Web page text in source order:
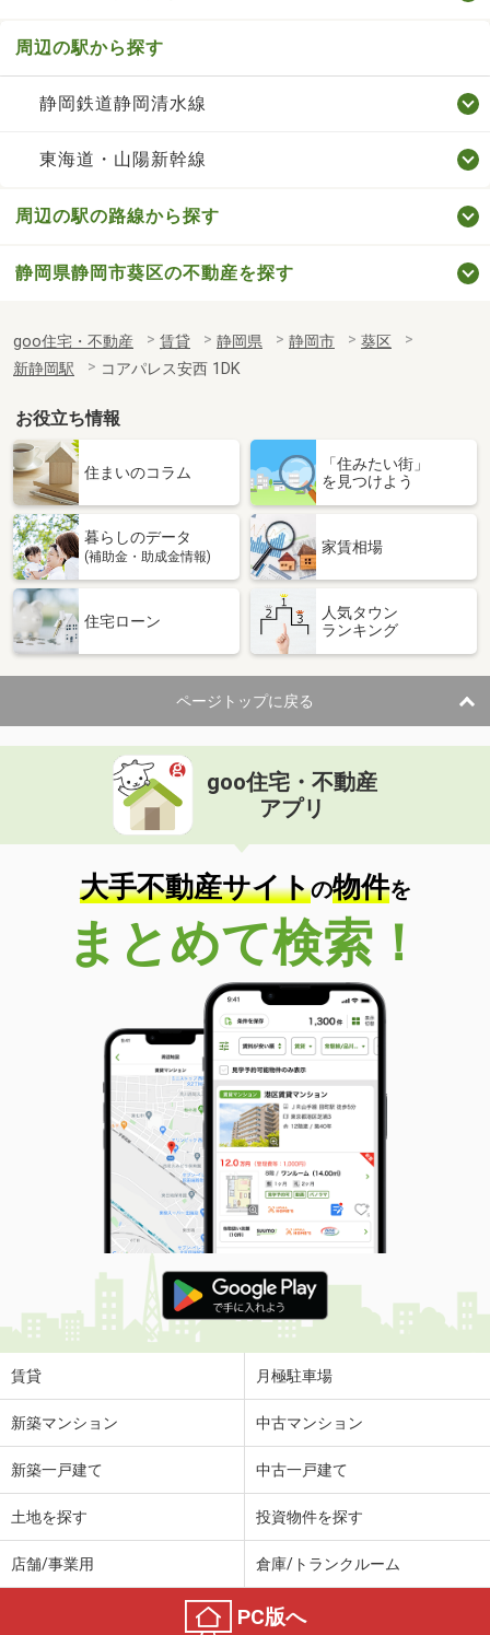
周辺の駅から探す
静岡鉄道静岡清水線
東海道・山陽新幹線
周辺の駅の路線から探す
静岡県静岡市葵区の不動産を探す
goo住宅・不動産 賃貸 静岡県 静岡市
葵区
新静岡駅
コアパレス安西 1DK
お役立ち情報
住まいのコラム
「住みたい街」
を見つけよう
暮らしのデータ
(補助金・助成金情報)
家賃相場
住宅ローン
人気タウン
ランキング
ページトップに戻る
goo住宅・不動産
アプリ
大手不動産サイトの物件を
まとめて検索！
賃貸 月極駐車場
新築マンション 中古マンション
新築一戸建て 中古一戸建て
土地を探す 投資物件を探す
店舗/事業用 倉庫/トランクルーム
PC版へ